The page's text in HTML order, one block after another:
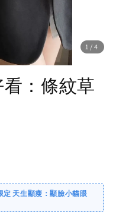
1 /4
看：條紋草
定 天生顯瘦：顯臉小貓眼